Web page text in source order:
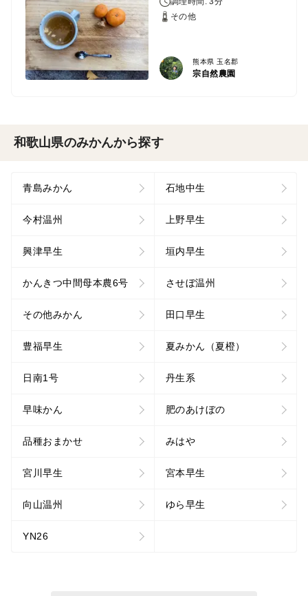
その他
熊本県 玉名郡
宗自然農園
和歌山県のみかんから探す
青島みかん 石地中生
今村温州 上野早生
興津早生 垣内早生
かんきつ中間母本農6号 させぼ温州
その他みかん 田口早生
豊福早生 夏みかん（夏橙）
日南1号 丹生系
早味かん 肥のあけぼの
品種おまかせ みはや
宮川早生 宮本早生
向山温州 ゆら早生
YN26